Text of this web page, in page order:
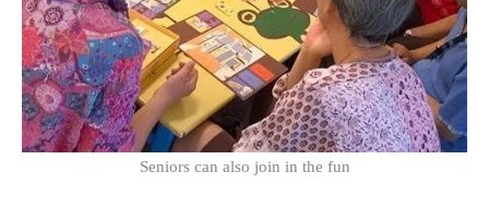
Seniors can also join in the fun